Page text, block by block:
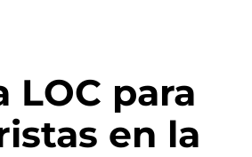
LOC para
en la